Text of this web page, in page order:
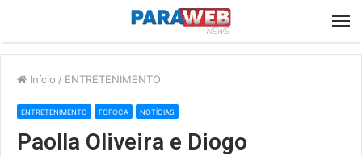
Início / ENTRETENIMENTO
ENTRETENIMENTO FOFOCA NOTÍCIAS
Paolla Oliveira e Diogo